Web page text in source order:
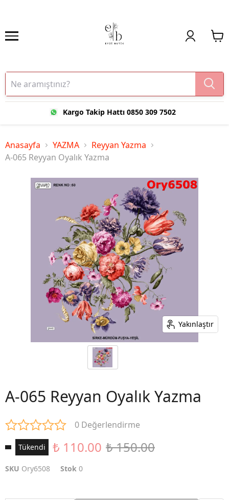
Kargo Takip Hattı 0850 309 7502
Anasayfa YAZMA
Reyyan Yazma
A-065 Reyyan Oyalık Yazma
Yakınlaştır
A-065 Reyyan Oyalık Yazma
0 Değerlendirme
Tükendi ₺ 110.00 ₺ 150.00
SKU Ory6508 Stok 0